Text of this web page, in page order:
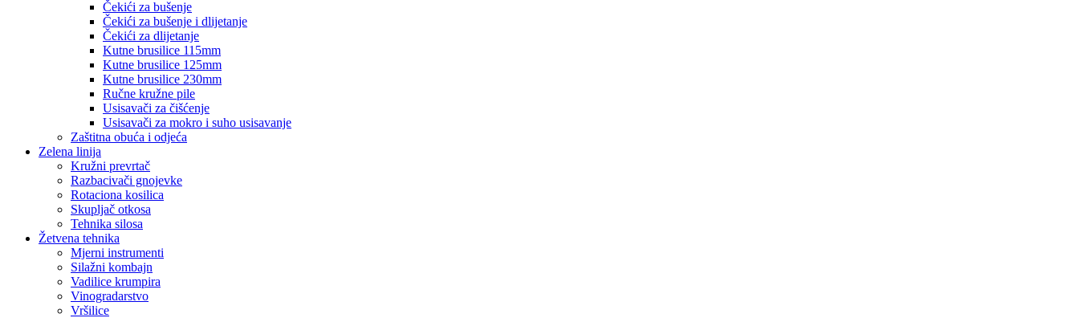
Čekići za bušenje
Čekići za bušenje i dlijetanje
Čekići za dlijetanje
Kutne brusilice 115mm
Kutne brusilice 125mm
Kutne brusilice 230mm
Ručne kružne pile
Usisavači za čišćenje
Usisavači za mokro i suho usisavanje
Zaštitna obuća i odjeća
Zelena linija
Kružni prevrtač
Razbacivači gnojevke
Rotaciona kosilica
Skupljač otkosa
Tehnika silosa
Žetvena tehnika
Mjerni instrumenti
Silažni kombajn
Vadilice krumpira
Vinogradarstvo
Vršilice